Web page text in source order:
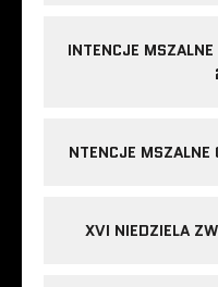
INTENCJE
NTENCJE
XVI NIEDZIELA